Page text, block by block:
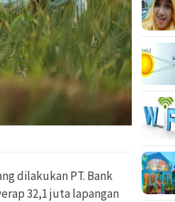
dilakukan PT. Bank
32,1 juta lapangan